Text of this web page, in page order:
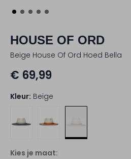
HOUSE OF ORD
Beige House Of Ord Hoed Bella
€ 69,99
Kleur: Beige
Kies je maat: